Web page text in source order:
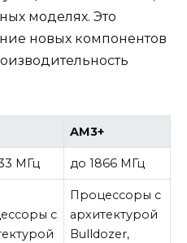
моделях. Это
новых компонентов
AM3+
МГц до 1866 МГц
с
Процессоры с
архитектурой
Bulldozer,